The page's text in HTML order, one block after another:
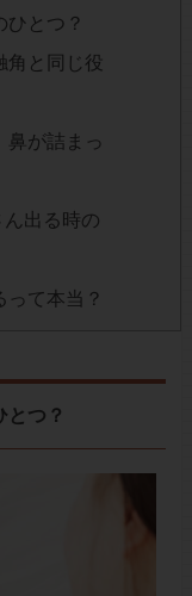
とつ？
角と同じ役
鼻が詰まっ
出る時の
て本当？
つ？